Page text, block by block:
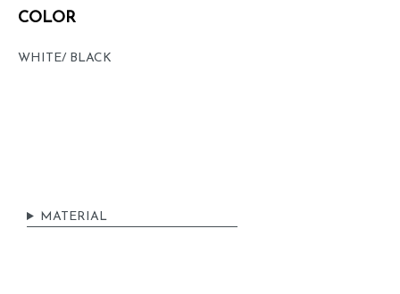
COLOR
WHITE/ BLACK
MATERIAL